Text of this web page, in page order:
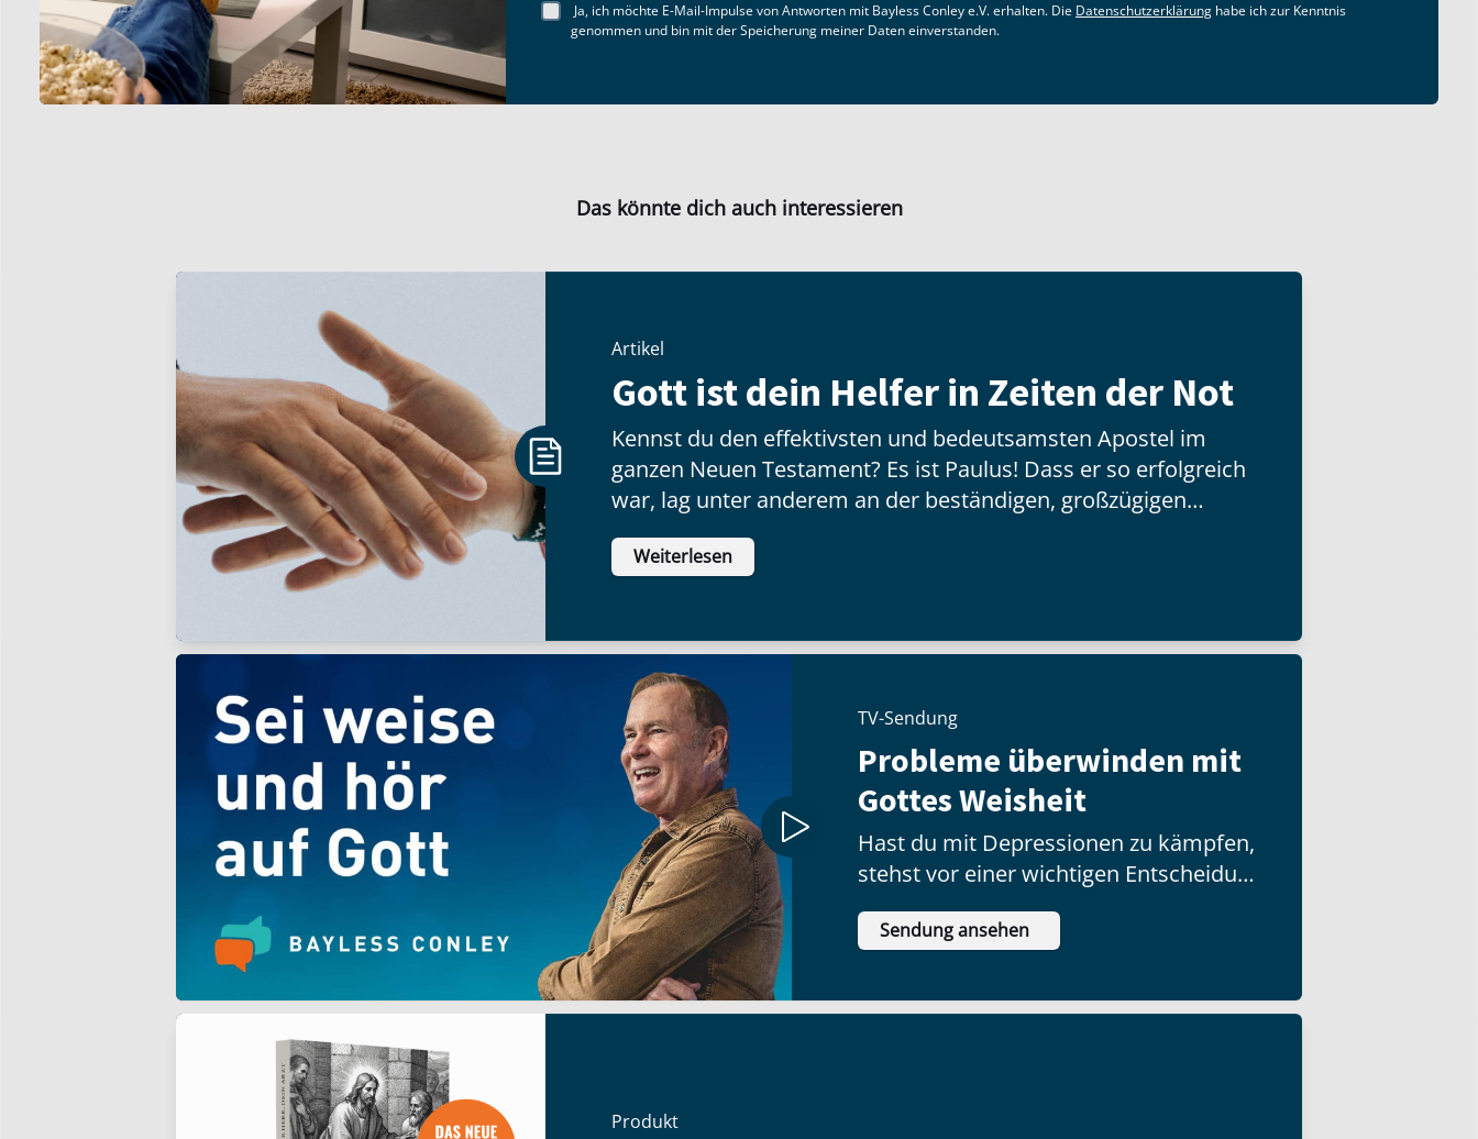
Ja, ich möchte E-Mail-Impulse von Antworten mit Bayless Conley e.V. erhalten. Die Datenschutzerklärung habe ich zur Kenntnis
genommen und bin mit der Speicherung meiner Daten einverstanden.
Das könnte dich auch interessieren
Artikel
Gott ist dein Helfer in Zeiten der Not
Kennst du den effektivsten und bedeutsamsten Apostel im
ganzen Neuen Testament? Es ist Paulus! Dass er so erfolgreich
war, lag unter anderem an der beständigen, großzügigen
finanziellen Unterstützung einer bestimmten christlichen
Gruppe. Diese Christen kamen aus Philippi, wo Paulus
Bekehrten in Europa.
Weiterlesen
TV-Sendung
Probleme überwinden mit
Gottes Weisheit
Hast du mit Depressionen zu kämpfen,
stehst vor einer wichtigen Entscheidung
oder hast etwas Schlimmes erlebt?
Sendung ansehen
Produkt